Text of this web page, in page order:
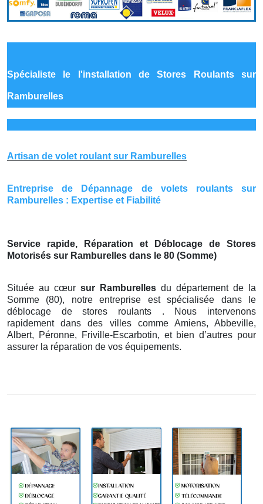
Spécialiste le l'installation de Stores Roulants sur
Ramburelles
Artisan de volet roulant sur Ramburelles
Entreprise de Dépannage de volets roulants sur
Ramburelles : Expertise et Fiabilité
Service rapide, Réparation et Déblocage de Stores
Motorisés sur Ramburelles dans le 80 (Somme)
Située au cœur sur Ramburelles du département de la
Somme (80), notre entreprise est spécialisée dans le
déblocage de stores roulants . Nous intervenons
rapidement dans des villes comme Amiens, Abbeville,
Albert, Péronne, Friville-Escarbotin, et bien d’autres pour
assurer la réparation de vos équipements.